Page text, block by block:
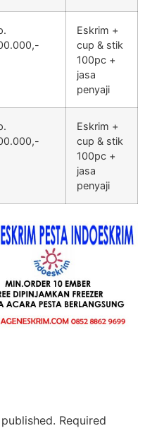
Eskrim +
cup & stik
100pc +
jasa
penyaji
Eskrim +
cup & stik
100pc +
jasa
penyaji
Required